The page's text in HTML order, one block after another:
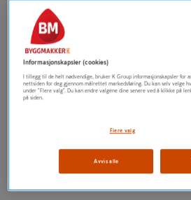
Tidligere
Informasjonskapsler (cookies)
I tillegg til de helt nødvendige, bruker K Group informasjonskapsler for
nettsiden for deg gjennom målrettet markedsføring. Du kan selv velge
under "Flere valg". Du kan endre valgene dine senere ved å klikke på
på siden.
Flere valg
Avvis alle